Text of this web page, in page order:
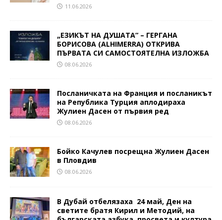
11.06.2026
„ЕЗИКЪТ НА ДУШАТА“ – ГЕРГАНА
БОРИСОВА (ALHIMERRA) ОТКРИВА
ПЪРВАТА СИ САМОСТОЯТЕЛНА ИЗЛОЖБА
08.06.2026
Посланичката на Франция и посланикът
на Република Турция аплодираха
Жулиен Дасен от първия ред
08.06.2026
Бойко Качулев посрещна Жулиен Дасен
в Пловдив
08.06.2026
В Дубай отбелязаха 24 май, Ден на
светите братя Кирил и Методий, на